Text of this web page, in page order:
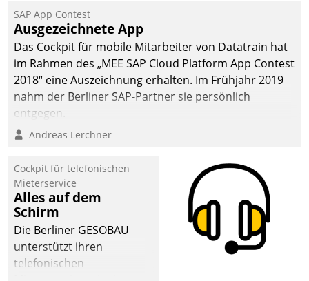
SAP App Contest
Ausgezeichnete App
Das Cockpit für mobile Mitarbeiter von Datatrain hat
im Rahmen des „MEE SAP Cloud Platform App Contest
2018“ eine Auszeichnung erhalten. Im Frühjahr 2019
nahm der Berliner SAP-Partner sie persönlich
entgegen.
Andreas Lerchner
Cockpit für telefonischen
Mieterservice
Alles auf dem
Schirm
Die Berliner GESOBAU
unterstützt ihren
telefonischen